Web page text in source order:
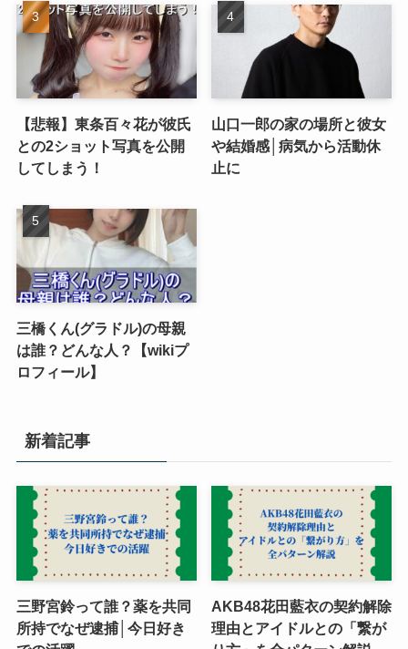
【悲報】東条百々花が彼氏
との2ショット写真を公開
してしまう！
山口一郎の家の場所と彼女
や結婚感│病気から活動休
止に
三橋くん(グラドル)の母親
は誰？どんな人？【wikiプ
ロフィール】
新着記事
三野宮鈴って誰？薬を共同
所持でなぜ逮捕│今日好き
AKB48花田藍衣の契約解除
理由とアイドルとの「繋が